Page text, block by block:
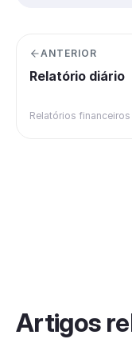
ANTERIOR
Relatório diário
Relatórios financeiros
Artigos